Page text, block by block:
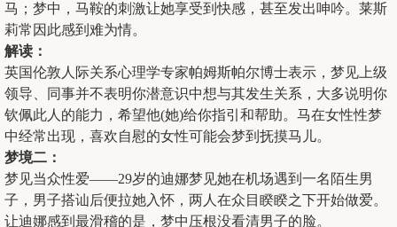
马；梦中，马鞍的刺激让她享受到快感，甚至发出呻吟。莱斯
莉常因此感到难为情。
解读：
英国伦敦人际关系心理学专家帕姆斯帕尔博士表示，梦见上级
领导、同事并不表明你潜意识中想与其发生关系，大多说明你
钦佩此人的能力，希望他(她)给你指引和帮助。马在女性性梦
中经常出现，喜欢自慰的女性可能会梦到抚摸马儿。
梦境二：
梦见当众性爱——29岁的迪娜梦见她在机场遇到一名陌生男
子，男子搭讪后便拉她入怀，两人在众目睽睽之下开始做爱。
让迪娜感到最滑稽的是，梦中压根没看清男子的脸。